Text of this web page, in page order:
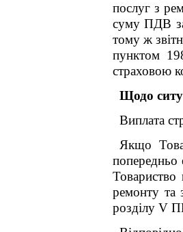
послуг з
суму ПДВ за
тому ж
пунктом
страховою
Щодо
Виплата
Якщо
попередньо
ремонту та
розділу V